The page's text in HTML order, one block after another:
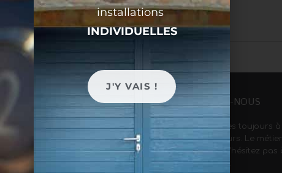
exceptionnelle le 27 juillet
année 2022 !
REJOIGNEZ-NOUS
Nous sommes toujours
collaborateurs. Le
intéresse ? N’hésitez
candidature.
installations
INDIVIDUELLES
J'Y VAIS !